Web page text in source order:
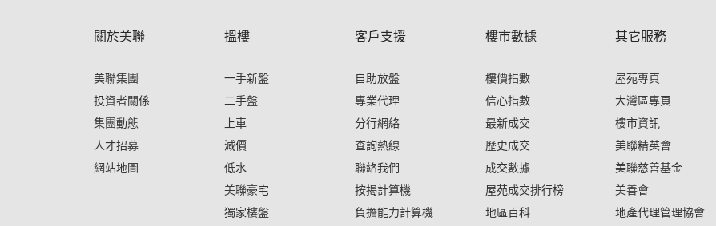
關於美聯
美聯集團
投資者關係
集團動態
人才招募
網站地圖
搵樓
一手新盤
二手盤
上車
減價
低水
美聯豪宅
獨家樓盤
客戶支援
自助放盤
專業代理
分行網絡
查詢熱線
聯絡我們
按揭計算機
負擔能力計算機
樓市數據
樓價指數
信心指數
最新成交
歷史成交
成交數據
屋苑成交排行榜
地區百科
其它服務
屋苑專頁
大灣區專頁
樓市資訊
美聯精英會
美聯慈善基金
美善會
地產代理管理協會